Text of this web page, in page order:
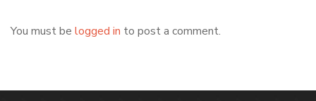
You must be logged in to post a comment.